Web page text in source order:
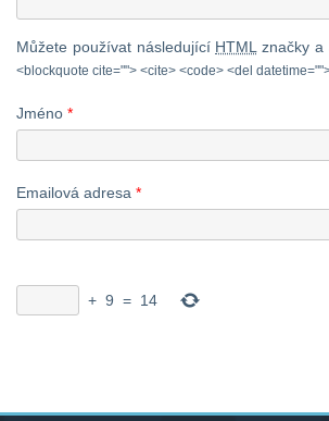
Můžete používat následující HTML značky a
<blockquote cite=""> <cite> <code> <del
Jméno *
Emailová adresa *
+ 9 = 14